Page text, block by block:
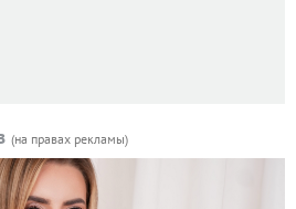
(на правах рекламы)